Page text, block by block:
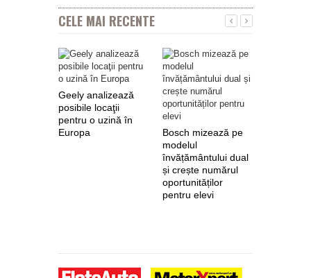
CELE MAI RECENTE
Geely analizează
posibile locaţii
pentru o uzină în
Europa
Bosch mizează pe
modelul
învățământului dual
și crește numărul
oportunităților
pentru elevi